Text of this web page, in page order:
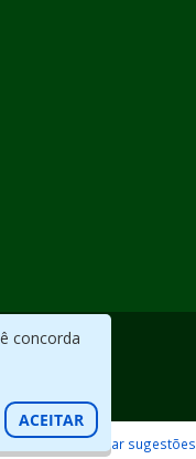
concorda
ACEITAR
erros / Enviar sugestões